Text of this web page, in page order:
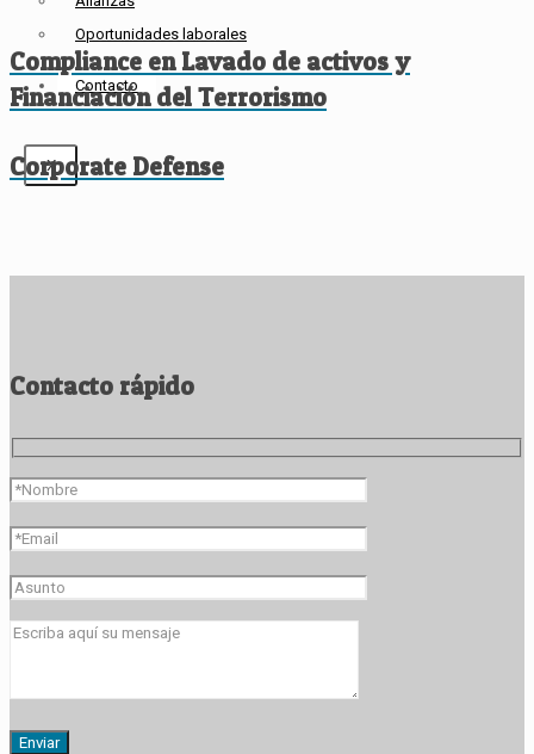
Oportunidades laborales
Contacto
X
Compliance en Lavado de activos y
Financiación del Terrorismo
Corporate Defense
Contacto rápido